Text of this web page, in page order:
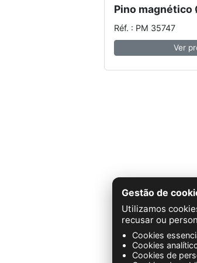
Pino magnético
Réf. : PM 35747
Ver
Gestão de
Utilizamos
recusar ou
Cookies
Cookies
Cookies de